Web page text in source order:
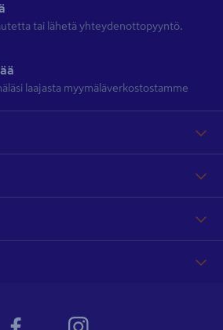
tai lähetä yhteydenottopyyntö.
laajasta myymäläverkostostamme